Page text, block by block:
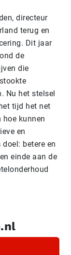
directeur
terug en
Dit jaar
de
die
Nu het stelsel
tijd het net
hoe kunnen
en
betere en
einde aan de